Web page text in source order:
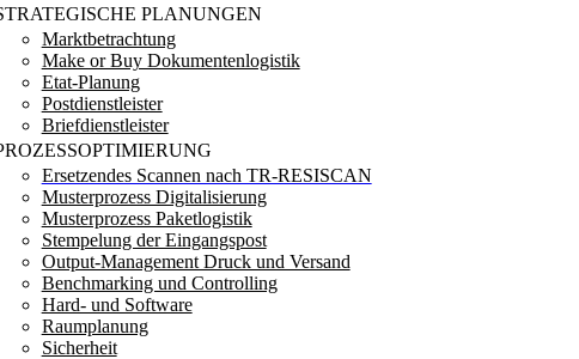
PLANUNGEN
Marktbetrachtung
Make or Buy Dokumentenlogistik
Etat-Planung
Postdienstleister
Briefdienstleister
Ersetzendes Scannen nach TR-RESISCAN
Musterprozess Digitalisierung
Musterprozess Paketlogistik
Stempelung der Eingangspost
Output-Management Druck und Versand
Benchmarking und Controlling
Hard- und Software
Raumplanung
Sicherheit